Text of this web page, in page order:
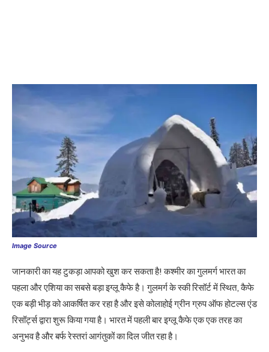
Image Source
जानकारी का यह टुकड़ा आपको खुश कर सकता है! कश्मीर का गुलमर्ग भारत का
पहला और एशिया का सबसे बड़ा इग्लू कैफे है। गुलमर्ग के स्की रिसॉर्ट में स्थित, कैफे
एक बड़ी भीड़ को आकर्षित कर रहा है और इसे कोलाहोई ग्रीन ग्रुप ऑफ होटल्स एंड
रिसॉर्ट्स द्वारा शुरू किया गया है। भारत में पहली बार इग्लू कैफे एक एक तरह का
अनुभव है और बर्फ रेस्तरां आगंतुकों का दिल जीत रहा है।